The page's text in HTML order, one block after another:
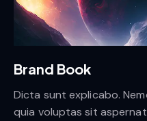
Brand Book
Dicta sunt explicabo.
quia voluptas sit